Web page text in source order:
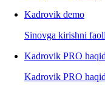
Kadrovik demo
Sinovga kirishni
Kadrovik PRO
Kadrovik PRO